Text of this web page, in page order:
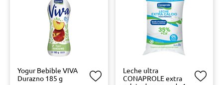
Yogur Bebible VIVA
Durazno 185 g
Leche ultra
CONAPROLE extra